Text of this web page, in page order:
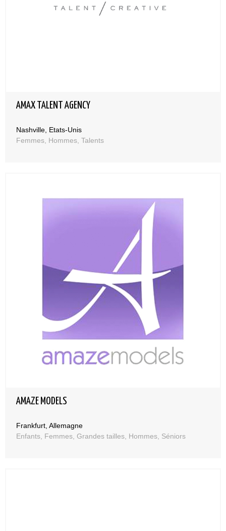
AMAX TALENT AGENCY
Nashville, Etats-Unis
Femmes, Hommes, Talents
AMAZE MODELS
Frankfurt, Allemagne
Enfants, Femmes, Grandes tailles, Hommes, Séniors